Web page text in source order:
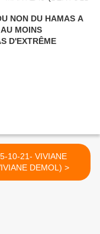
NON DU HAMAS A
MOINS
10-21- VIVIANE
(VIVIANE DEMOL) >